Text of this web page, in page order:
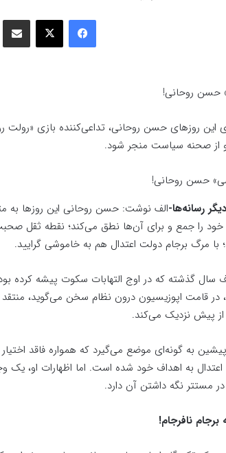
فیسبوک ایکس
حسن روحانی!
این روزهای حسن روحانی، تداعی‌کننده بازی
از صحنه سیاست منجر شود.
رسانه‌ها-الف نوشت: حسن روحانی این روزها به
را جمع و برای آن‌ها نطق می‌کند؛ نقطه ثقل
با مرگ برجام دولت اعتدال هم به خاموشی گرایید.
سال گذشته که در اوج التهابات سکوت پیشه کرده
در قامت اپوزیسیون درون نظام سخن می‌گوید،
از پیش نزدیک می‌کند.
به گونه‌ای موضع می‌گیرد که همواره فاقد اختیار
به اهداف خود شده است. اما اظهارات او، یک
مستتر نگه داشتن آن دارد.
برجام نافرجام!